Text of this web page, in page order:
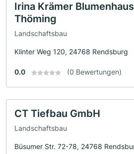
Irina Krämer
Thöming
Landschaftsbau
Klinter Weg 120, 24768 Rendsburg
0.0 (0 Bewertungen)
CT Tiefbau GmbH
Landschaftsbau
Büsumer Str. 72-78, 24768